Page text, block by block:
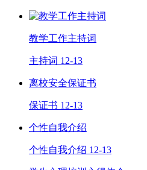
教学工作主持词
主持词 12-13
离校安全保证书
保证书 12-13
个性自我介绍
个性自我介绍 12-13